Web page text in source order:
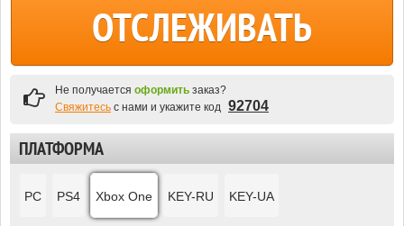
ОТСЛЕЖИВАТЬ
Не получается оформить заказ?
Свяжитесь с нами и укажите код 92704
ПЛАТФОРМА
PC PS4 Xbox One KEY-RU KEY-UA